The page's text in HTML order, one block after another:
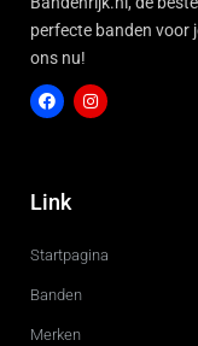
perfecte banden voor
ons nu!
c
e
o
g
r
Link
Startpagina
Banden
Merken